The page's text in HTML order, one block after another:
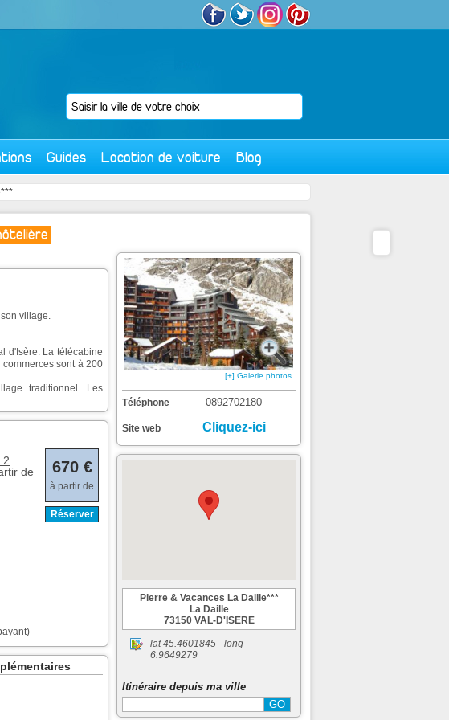
Guides Location de voiture Blog
village.
d'Isère. La télécabine
sont à 200
traditionnel. Les
2
de
670 €
à partir de
Réserver
[+] Galerie photos
Téléphone 0892702180
Site web Cliquez-ici
Pierre & Vacances La Daille***
La Daille
73150 VAL-D'ISERE
lat45.4601845 - long
6.9649279
Itinéraire depuis ma ville